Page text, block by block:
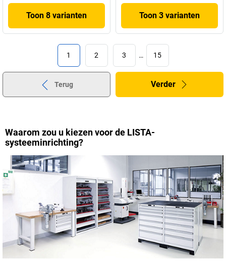
Toon 8 varianten Toon 3 varianten
1 2 3 … 15
Terug Verder
Waarom zou u kiezen voor de LISTA-
systeeminrichting?